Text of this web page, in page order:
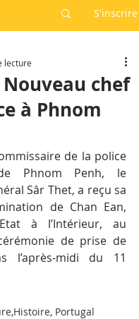
S'inscrire
Portugal
Nouveau chef
à Phnom
lecture
de la police
Phnom Penh, le
Sâr Thet, a reçu sa
de Chan Ean,
à l’Intérieur, au
de prise de
l’après-midi du 11